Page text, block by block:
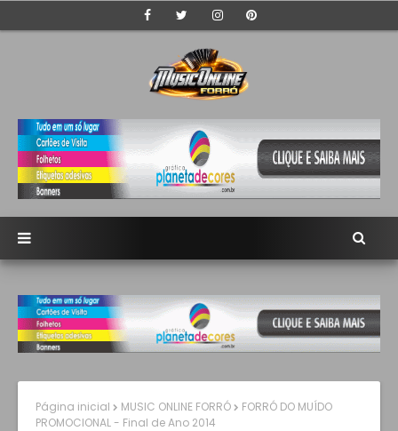
Página inicial MUSIC ONLINE FORRÓ
FORRÓ DO MUÍDO
PROMOCIONAL - Final de Ano 2014